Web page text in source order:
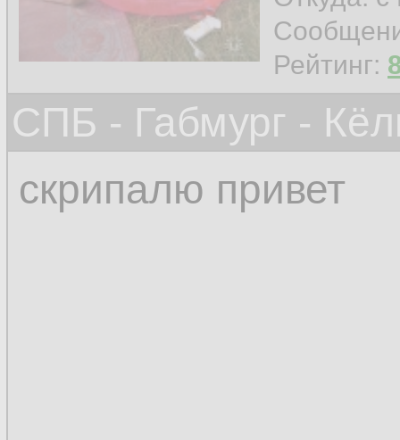
Рейтинг:
СПБ - Габмург -
скрипалю привет